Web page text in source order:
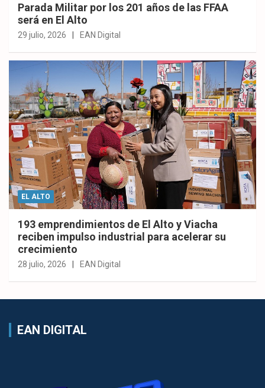
Parada Militar por los 201 años de las FFAA
será en El Alto
29 julio, 2026 EAN Digital
EL ALTO
193 emprendimientos de El Alto y Viacha
reciben impulso industrial para acelerar su
crecimiento
28 julio, 2026 EAN Digital
EAN DIGITAL